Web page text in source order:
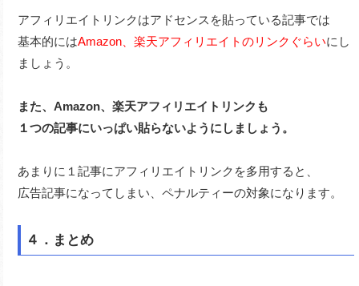
アフィリエイトリンクはアドセンスを貼っている記事では
基本的にはAmazon、楽天アフィリエイトのリンクぐらいにし
ましょう。
また、Amazon、楽天アフィリエイトリンクも
１つの記事にいっぱい貼らないようにしましょう。
あまりに１記事にアフィリエイトリンクを多用すると、
広告記事になってしまい、ペナルティーの対象になります。
４．まとめ